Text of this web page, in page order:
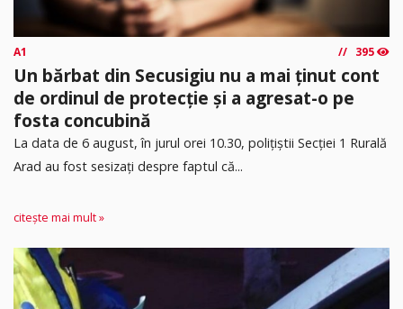
A1 395
Un bărbat din Secusigiu nu a mai ținut cont
de ordinul de protecție și a agresat-o pe
fosta concubină
​La data de 6 august, în jurul orei 10.30, polițiștii Secției 1 Rurală
Arad au fost sesizați despre faptul că...
citește mai mult »